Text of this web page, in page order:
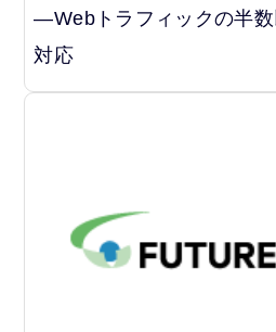
―Webトラフィックの半
対応